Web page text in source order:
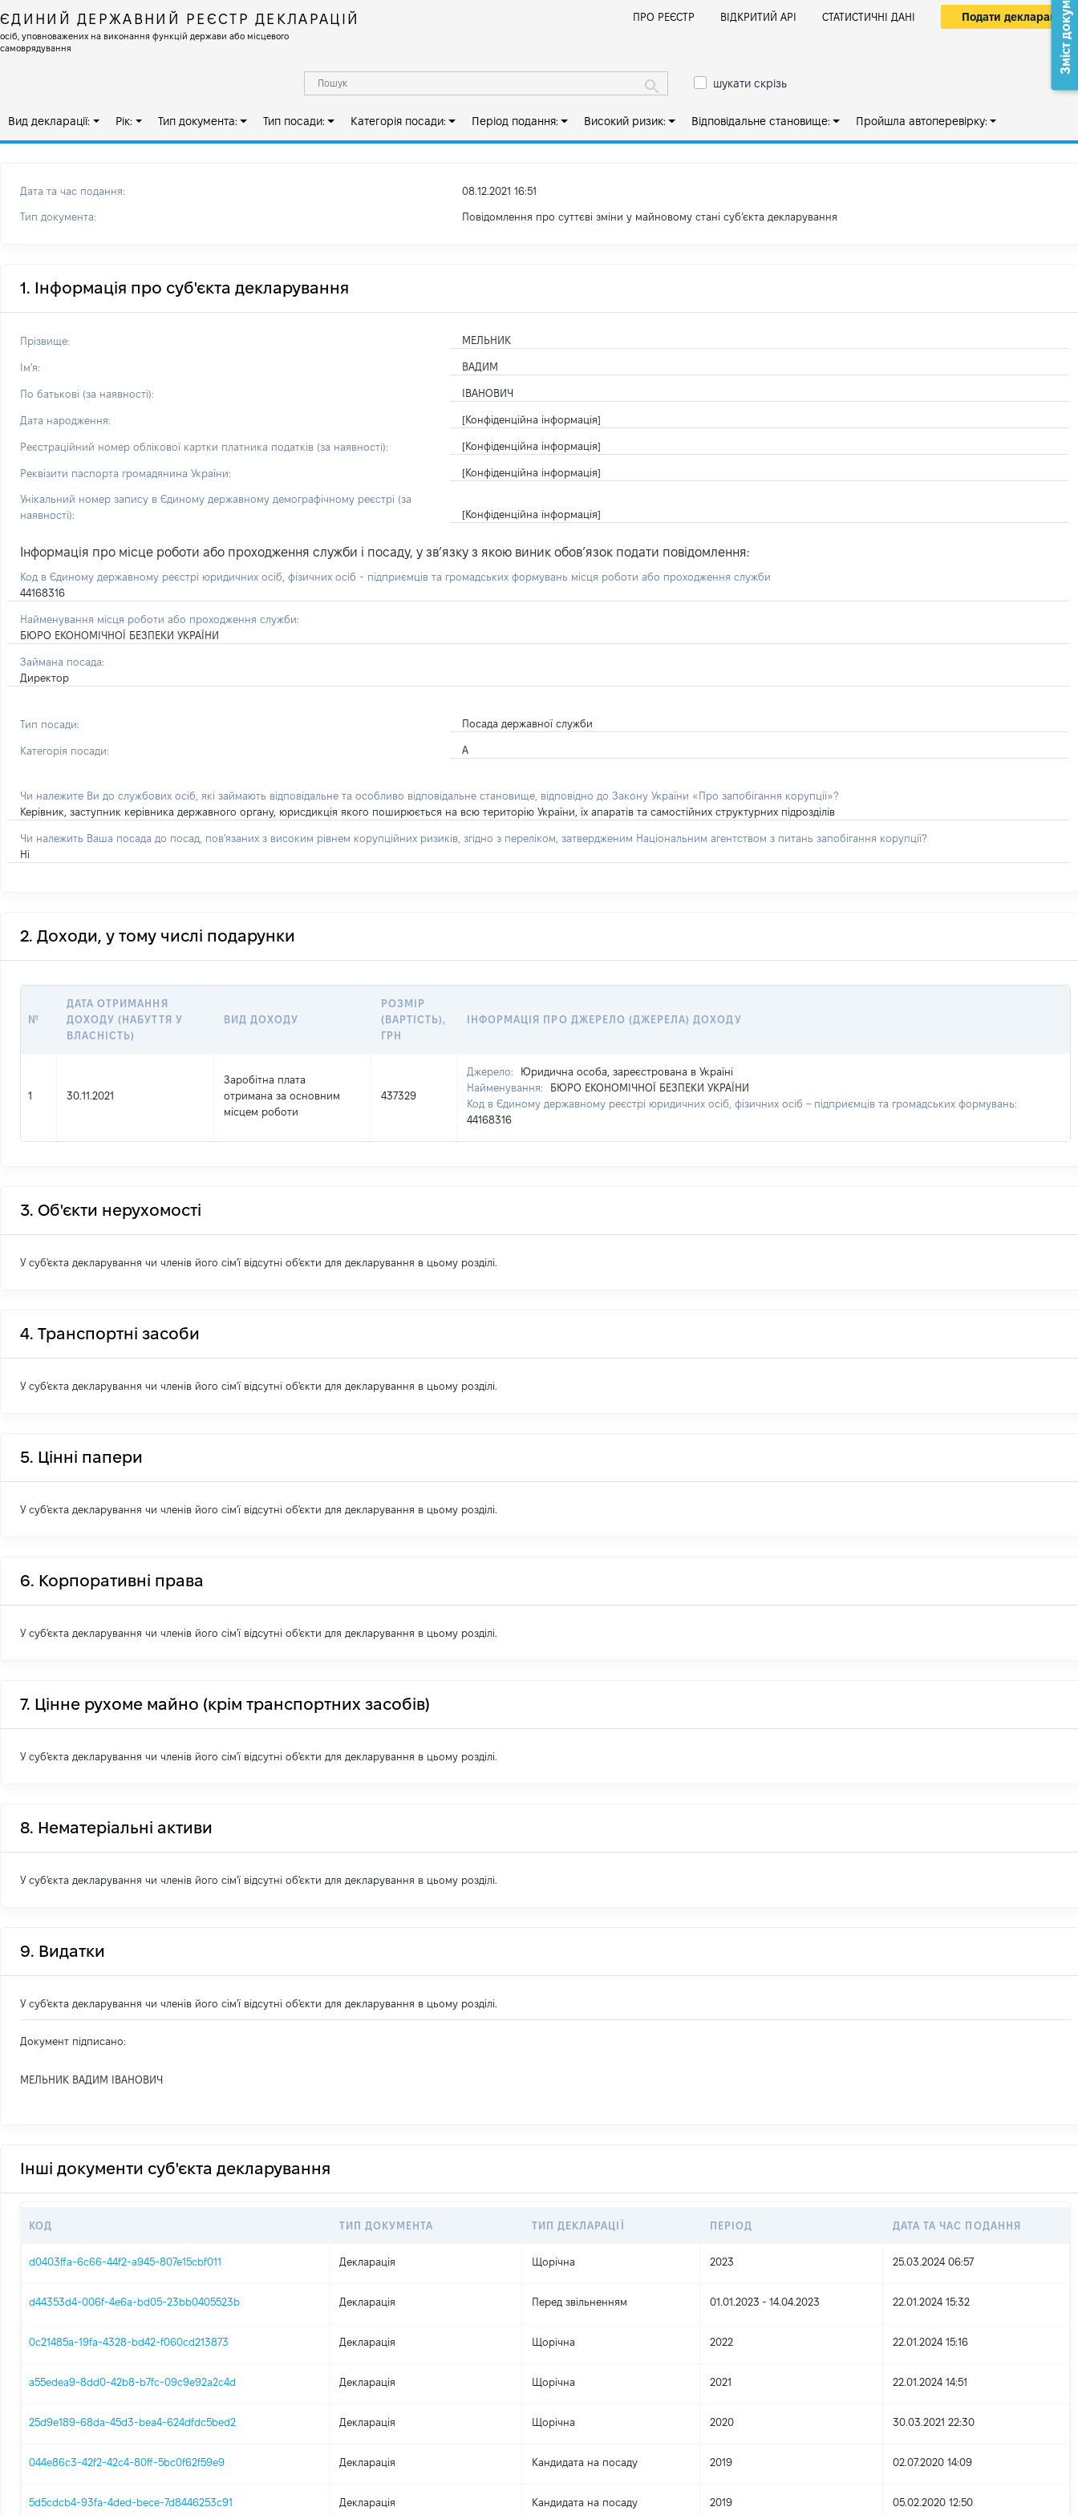
ЄДИНИЙ ДЕРЖАВНИЙ РЕЄСТР ДЕКЛАРАЦІЙ
осіб, уповноважених на виконання функцій держави або місцевого
самоврядування
ПРО РЕЄСТР ВІДКРИТИЙ АРІ СТАТИСТИЧНІ ДАНІ Подати декларацію
шукати скрізь
Вид декларації: Рік: Тип документа: Тип посади: Категорія посади: Період подання: Високий ризик: Відповідальне становище: Пройшла автоперевірку:
Дата та час подання: 08.12.2021 16:51
Тип документа: Повідомлення про суттєві зміни у майновому стані субʼєкта декларування
1. Інформація про суб'єкта декларування
Прізвище: МЕЛЬНИК
Ім'я: ВАДИМ
По батькові (за наявності): ІВАНОВИЧ
Дата народження: [Конфіденційна інформація]
Реєстраційний номер облікової картки платника податків (за наявності): [Конфіденційна інформація]
Реквізити паспорта громадянина України: [Конфіденційна інформація]
Унікальний номер запису в Єдиному державному демографічному реєстрі (за
наявності):
[Конфіденційна інформація]
Інформація про місце роботи або проходження служби і посаду, у зв’язку з якою виник обов’язок подати повідомлення:
Код в Єдиному державному реєстрі юридичних осіб, фізичних осіб - підприємців та громадських формувань місця роботи або проходження служби
44168316
Найменування місця роботи або проходження служби:
БЮРО ЕКОНОМІЧНОЇ БЕЗПЕКИ УКРАЇНИ
Займана посада:
Директор
Тип посади: Посада державної служби
Категорія посади: А
Чи належите Ви до службових осіб, які займають відповідальне та особливо відповідальне становище, відповідно до Закону України «Про запобігання корупції»?
Керівник, заступник керівника державного органу, юрисдикція якого поширюється на всю територію України, їх апаратів та самостійних структурних підрозділів
Чи належить Ваша посада до посад, пов'язаних з високим рівнем корупційних ризиків, згідно з переліком, затвердженим Національним агентством з питань запобігання корупції?
Ні
2. Доходи, у тому числі подарунки
№
ДАТА ОТРИМАННЯ
ДОХОДУ (НАБУТТЯ У
ВЛАСНІСТЬ)
ВИД ДОХОДУ
РОЗМІР
(ВАРТІСТЬ),
ГРН
ІНФОРМАЦІЯ ПРО ДЖЕРЕЛО (ДЖЕРЕЛА) ДОХОДУ
1 30.11.2021
Заробітна плата
отримана за основним
місцем роботи
437329
Джерело:
Юридична особа, зареєстрована в Україні
Найменування:
БЮРО ЕКОНОМІЧНОЇ БЕЗПЕКИ УКРАЇНИ
Код в Єдиному державному реєстрі юридичних осіб, фізичних осіб – підприємців та громадських формувань:
44168316
3. Об'єкти нерухомості
У суб'єкта декларування чи членів його сім'ї відсутні об'єкти для декларування в цьому розділі.
4. Транспортні засоби
У суб'єкта декларування чи членів його сім'ї відсутні об'єкти для декларування в цьому розділі.
5. Цінні папери
У суб'єкта декларування чи членів його сім'ї відсутні об'єкти для декларування в цьому розділі.
6. Корпоративні права
У суб'єкта декларування чи членів його сім'ї відсутні об'єкти для декларування в цьому розділі.
7. Цінне рухоме майно (крім транспортних засобів)
У суб'єкта декларування чи членів його сім'ї відсутні об'єкти для декларування в цьому розділі.
8. Нематеріальні активи
У суб'єкта декларування чи членів його сім'ї відсутні об'єкти для декларування в цьому розділі.
9. Видатки
У суб'єкта декларування чи членів його сім'ї відсутні об'єкти для декларування в цьому розділі.
Документ підписано:
МЕЛЬНИК ВАДИМ ІВАНОВИЧ
Зміст документа
Інші документи суб'єкта декларування
КОД ТИП ДОКУМЕНТА ТИП ДЕКЛАРАЦІЇ ПЕРІОД ДАТА ТА ЧАС ПОДАННЯ
d0403ffa-6c66-44f2-a945-807e15cbf011 Декларація Щорічна 2023 25.03.2024 06:57
d44353d4-006f-4e6a-bd05-23bb0405523b Декларація Перед звільненням 01.01.2023 - 14.04.2023 22.01.2024 15:32
0c21485a-19fa-4328-bd42-f060cd213873 Декларація Щорічна 2022 22.01.2024 15:16
a55edea9-8dd0-42b8-b7fc-09c9e92a2c4d Декларація Щорічна 2021 22.01.2024 14:51
25d9e189-68da-45d3-bea4-624dfdc5bed2 Декларація Щорічна 2020 30.03.2021 22:30
044e86c3-42f2-42c4-80ff-5bc0f62f59e9 Декларація Кандидата на посаду 2019 02.07.2020 14:09
5d5cdcb4-93fa-4ded-bece-7d8446253c91 Декларація Кандидата на посаду 2019 05.02.2020 12:50